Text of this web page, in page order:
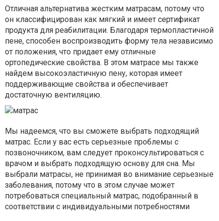
Отличная альтернатива жестким матрасам, потому что
он классифицирован как мягкий и имеет сертификат
продукта для реабилитации. Благодаря термопластичной
пене, способен воспроизводить форму тела независимо
от положения, что придает ему отличные
ортопедические свойства. В этом матрасе мы также
найдем высокоэластичную пену, которая имеет
поддерживающие свойства и обеспечивает
достаточную вентиляцию.
Мы надеемся, что вы сможете выбрать подходящий
матрас. Если у вас есть серьезные проблемы с
позвоночником, вам следует проконсультироваться с
врачом и выбрать подходящую основу для сна. Мы
выбрали матрасы, не принимая во внимание серьезные
заболевания, потому что в этом случае может
потребоваться специальный матрас, подобранный в
соответствии с индивидуальными потребностями